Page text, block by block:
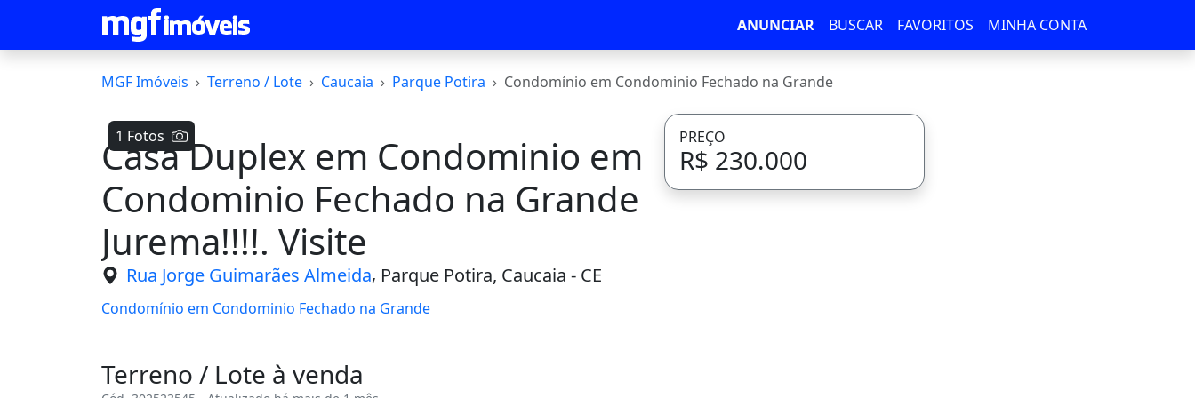
ANUNCIAR BUSCAR FAVORITOS MINHA CONTA
MGF Imóveis Terreno / Lote Caucaia Parque Potira Condomínio em Condominio Fechado na Grande
1 Fotos
Casa Duplex em Condominio em
Condominio Fechado na Grande
Jurema!!!!. Visite
Rua Jorge Guimarães Almeida, Parque Potira, Caucaia - CE
Condomínio em Condominio Fechado na Grande
Terreno / Lote à venda
PREÇO
R$ 230.000